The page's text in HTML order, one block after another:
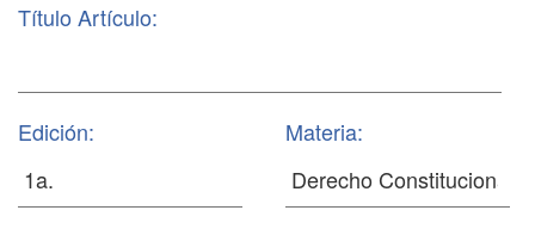
Título Artículo:
Edición: Materia: